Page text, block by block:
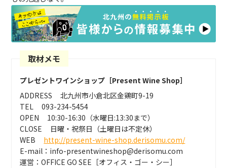
取材メモ
プレゼントワインショップ［Present Wine Shop］
ADDRESS
北九州市小倉北区金鶏町9-19
TEL
093-234-5454
OPEN
10:30-16:30（水曜日:13:30まで）
CLOSE
日曜・祝祭日（土曜日は不定休）
WEB
http://present-wine-shop.derisomu.com/
E-mail：info-presentwineshop@derisomu.com
運営：OFFICE GO SEE［オフィス・ゴー・シー］